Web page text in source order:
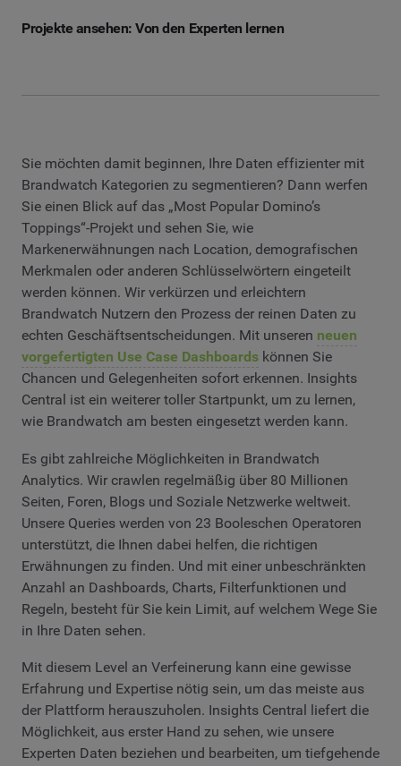
Projekte ansehen: Von den Experten lernen
Sie möchten damit beginnen, Ihre Daten effizienter mit
Brandwatch Kategorien zu segmentieren? Dann werfen
Sie einen Blick auf das „Most Popular Domino’s
Toppings“-Projekt und sehen Sie, wie
Markenerwähnungen nach Location, demografischen
Merkmalen oder anderen Schlüsselwörtern eingeteilt
werden können. Wir verkürzen und erleichtern
Brandwatch Nutzern den Prozess der reinen Daten zu
echten Geschäftsentscheidungen. Mit unseren neuen
vorgefertigten Use Case Dashboards können Sie
Chancen und Gelegenheiten sofort erkennen. Insights
Central ist ein weiterer toller Startpunkt, um zu lernen,
wie Brandwatch am besten eingesetzt werden kann.
Es gibt zahlreiche Möglichkeiten in Brandwatch
Analytics. Wir crawlen regelmäßig über 80 Millionen
Seiten, Foren, Blogs und Soziale Netzwerke weltweit.
Unsere Queries werden von 23 Booleschen Operatoren
unterstützt, die Ihnen dabei helfen, die richtigen
Erwähnungen zu finden. Und mit einer unbeschränkten
Anzahl an Dashboards, Charts, Filterfunktionen und
Regeln, besteht für Sie kein Limit, auf welchem Wege Sie
in Ihre Daten sehen.
Mit diesem Level an Verfeinerung kann eine gewisse
Erfahrung und Expertise nötig sein, um das meiste aus
der Plattform herauszuholen. Insights Central liefert die
Möglichkeit, aus erster Hand zu sehen, wie unsere
Experten Daten beziehen und bearbeiten, um tiefgehende